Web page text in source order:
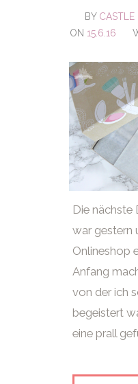
BY CASTLE
ON 15.6.16
Die nächste
war gestern
Onlineshop
Anfang
von der ich
begeistert
eine prall